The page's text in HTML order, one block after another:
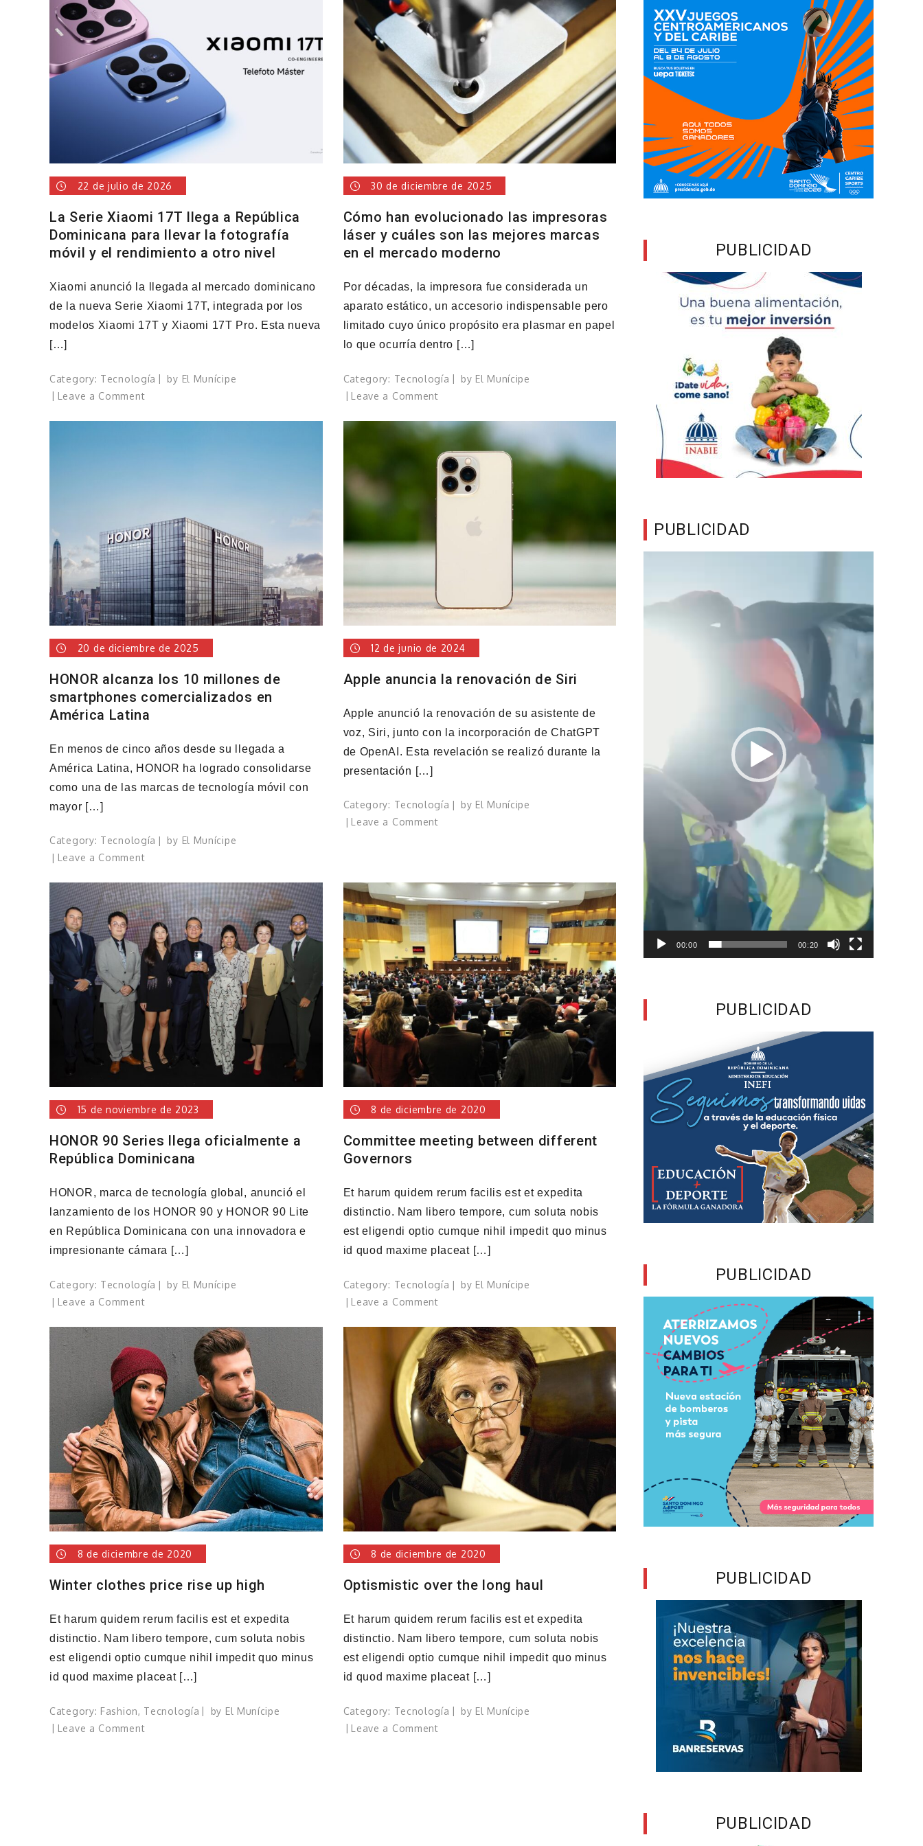
22 de julio de 2026
La Serie Xiaomi 17T llega a República
Dominicana para llevar la fotografía
móvil y el rendimiento a otro nivel
Xiaomi anunció la llegada al mercado dominicano
de la nueva Serie Xiaomi 17T, integrada por los
modelos Xiaomi 17T y Xiaomi 17T Pro. Esta nueva
[…]
Category: Tecnología by El Munícipe
Leave a Commenton
Dominicana
para
llevar
la
fotografía
móvil
y
el
rendimiento
a
otro
30 de diciembre de 2025
Cómo han evolucionado las impresoras
láser y cuáles son las mejores marcas
en el mercado moderno
Por décadas, la impresora fue considerada un
aparato estático, un accesorio indispensable pero
limitado cuyo único propósito era plasmar en papel
lo que ocurría dentro […]
Category: Tecnología by El Munícipe
Leave a Commenton
han
evolucionado
las
impresoras
láser
en
el
mercado
moderno
20 de diciembre de 2025
HONOR alcanza los 10 millones de
smartphones comercializados en
América Latina
En menos de cinco años desde su llegada a
América Latina, HONOR ha logrado consolidarse
como una de las marcas de tecnología móvil con
mayor […]
Category: Tecnología by El Munícipe
Leave a Commenton
alcanza
los
10
millones
de
smartphones
comercializados
en
América
Latina
12 de junio de 2024
Apple anuncia la renovación de Siri
Apple anunció la renovación de su asistente de
voz, Siri, junto con la incorporación de ChatGPT
de OpenAI. Esta revelación se realizó durante la
presentación […]
Category: Tecnología by El Munícipe
Leave a Commenton
renovación
de
Siri
15 de noviembre de 2023
HONOR 90 Series llega oficialmente a
República Dominicana
HONOR, marca de tecnología global, anunció el
lanzamiento de los HONOR 90 y HONOR 90 Lite
en República Dominicana con una innovadora e
impresionante cámara […]
Category: Tecnología by El Munícipe
Leave a Commenton
Series
llega
oficialmente
a
República
Dominicana
8 de diciembre de 2020
Committee meeting between different
Governors
Et harum quidem rerum facilis est et expedita
distinctio. Nam libero tempore, cum soluta nobis
est eligendi optio cumque nihil impedit quo minus
id quod maxime placeat […]
Category: Tecnología by El Munícipe
Leave a Commenton
meeting
between
different
Governors
8 de diciembre de 2020
Winter clothes price rise up high
Et harum quidem rerum facilis est et expedita
distinctio. Nam libero tempore, cum soluta nobis
est eligendi optio cumque nihil impedit quo minus
id quod maxime placeat […]
Category: Fashion, Tecnología by El Munícipe
Leave a Commenton
8 de diciembre de 2020
Optismistic over the long haul
Et harum quidem rerum facilis est et expedita
distinctio. Nam libero tempore, cum soluta nobis
est eligendi optio cumque nihil impedit quo minus
id quod maxime placeat […]
Category: Tecnología by El Munícipe
Leave a Commenton
PUBLICIDAD
PUBLICIDAD
00:00 00:20
PUBLICIDAD
PUBLICIDAD
PUBLICIDAD
PUBLICIDAD